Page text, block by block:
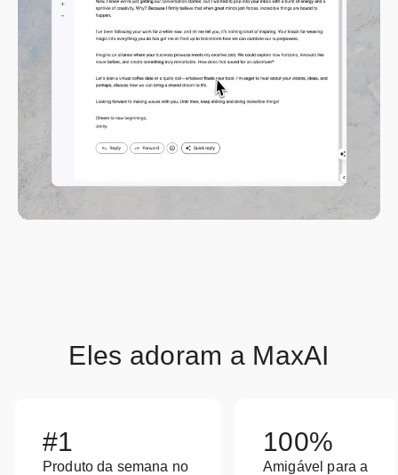
Eles adoram a MaxAI
#1
Produto da semana no
100%
Amigável para a